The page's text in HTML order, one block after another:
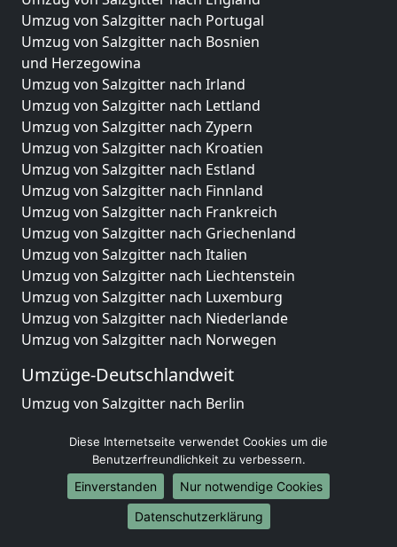
Umzug von Salzgitter nach Portugal
Umzug von Salzgitter nach Bosnien
und Herzegowina
Umzug von Salzgitter nach Irland
Umzug von Salzgitter nach Lettland
Umzug von Salzgitter nach Zypern
Umzug von Salzgitter nach Kroatien
Umzug von Salzgitter nach Estland
Umzug von Salzgitter nach Finnland
Umzug von Salzgitter nach Frankreich
Umzug von Salzgitter nach Griechenland
Umzug von Salzgitter nach Italien
Umzug von Salzgitter nach Liechtenstein
Umzug von Salzgitter nach Luxemburg
Umzug von Salzgitter nach Niederlande
Umzug von Salzgitter nach Norwegen
Umzüge-Deutschlandweit
Umzug von Salzgitter nach Berlin
Umzug von Salzgitter nach München
Umzug von Salzgitter nach Köln
Umzug von Salzgitter nach Frankfurt am Main
Umzug von Salzgitter nach Stuttgart
Umzug von Salzgitter nach Düsseldorf
Diese Internetseite verwendet Cookies um die
Benutzerfreundlichkeit zu verbessern.
Einverstanden
Nur notwendige Cookies
Datenschutzerklärung